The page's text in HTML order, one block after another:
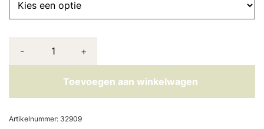
- +
Toevoegen aan winkelwagen
Artikelnummer: 32909